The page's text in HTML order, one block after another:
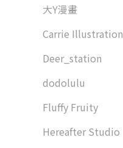
大Y漫畫
Carrie Illustration
Deer_station
dodolulu
Fluffy Fruity
Hereafter Studio